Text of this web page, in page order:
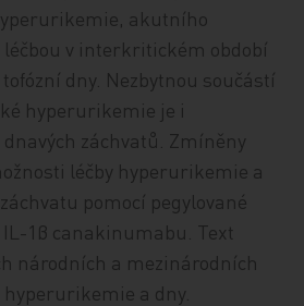
akutního
léčbou v interkritickém období
dny. Nezbytnou součástí
hyperurikemie je i
záchvatů. Zmíněny
léčby hyperurikemie a
pomocí pegylované
1β canakinumabu. Text
národních a mezinárodních
a dny.